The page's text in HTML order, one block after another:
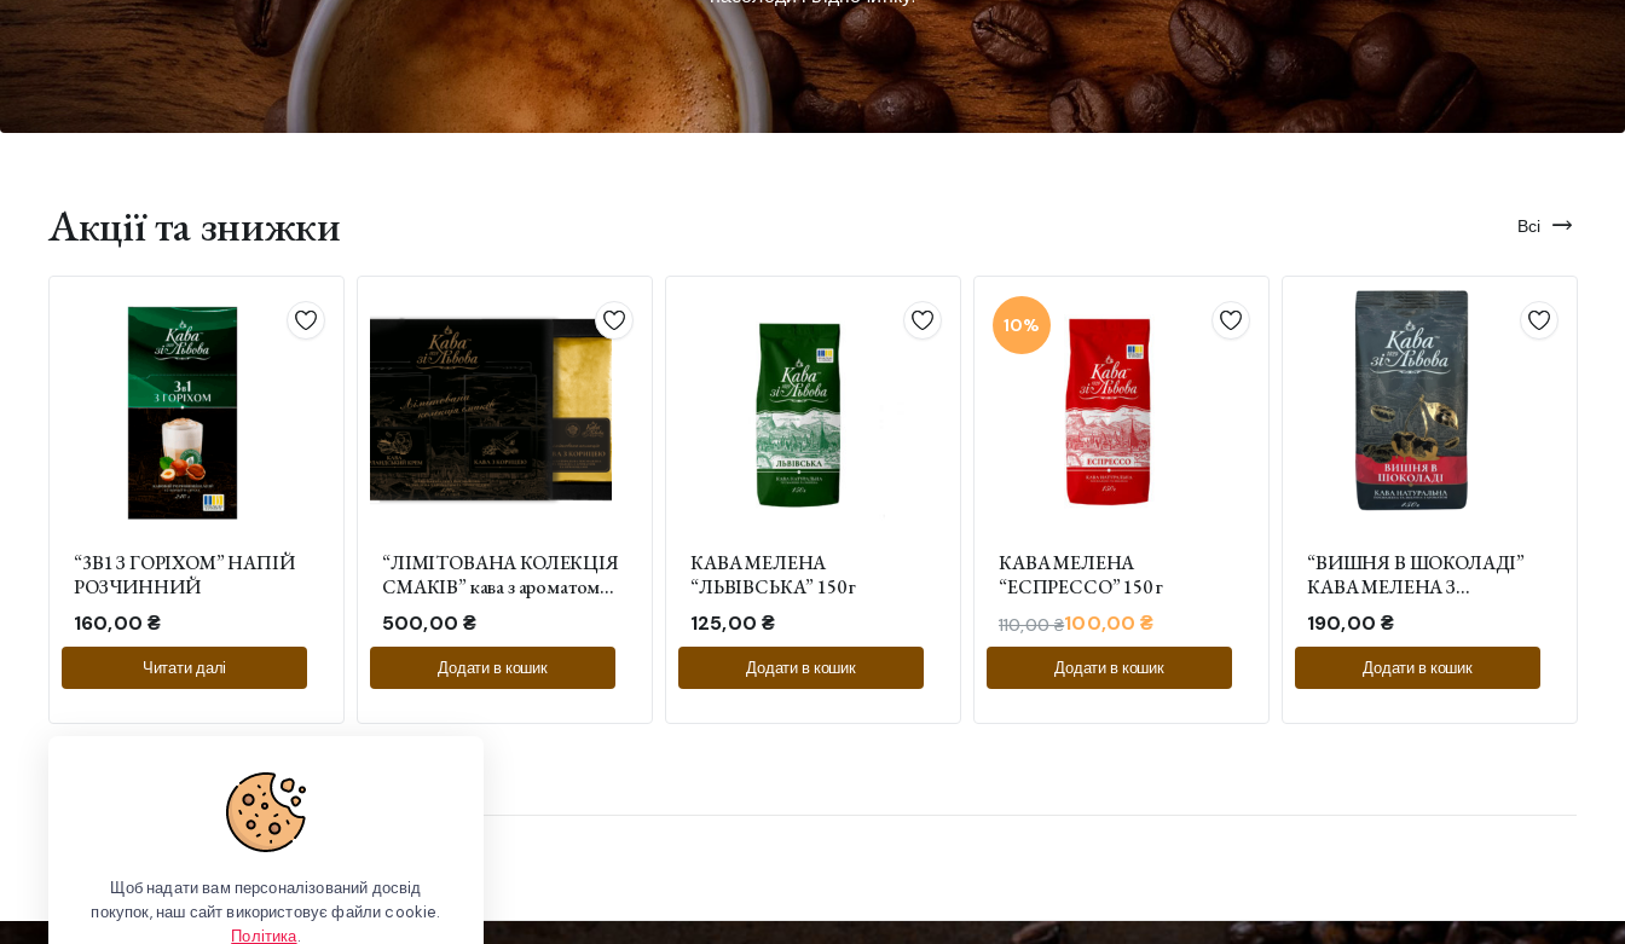
Акції та знижки Всі
“3В1 З ГОРІХОМ” НАПІЙ
РОЗЧИННИЙ
160,00₴
Читати далі
“ЛІМІТОВАНА КОЛЕКЦІЯ
СМАКІВ” кава з ароматом
ірландського крему та з
корицею 2*210 г
500,00₴
Додати в кошик
КАВА МЕЛЕНА
“ЛЬВІВСЬКА” 150 г
125,00₴
Додати в кошик
10%
КАВА МЕЛЕНА
“ЕСПРЕССО” 150 г
110,00₴100,00₴
Додати в кошик
“ВИШНЯ В ШОКОЛАДІ”
КАВА МЕЛЕНА З
АРОМАТОМ 150 г
190,00₴
Додати в кошик
Щоб надати вам персоналізований досвід
покупок, наш сайт використовує файли cookie.
Політика.